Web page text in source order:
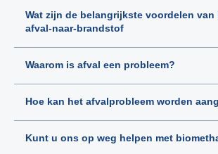
Wat zijn de belangrijkste voordelen van
afval-naar-brandstof
Waarom is afval een probleem?
Hoe kan het afvalprobleem worden
Kunt u ons op weg helpen met